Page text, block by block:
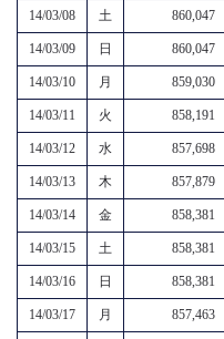
14/03/08 土 860,047
14/03/09 日 860,047
14/03/10 月 859,030
14/03/11 火 858,191
14/03/12 水 857,698
14/03/13 木 857,879
14/03/14 金 858,381
14/03/15 土 858,381
14/03/16 日 858,381
14/03/17 月 857,463